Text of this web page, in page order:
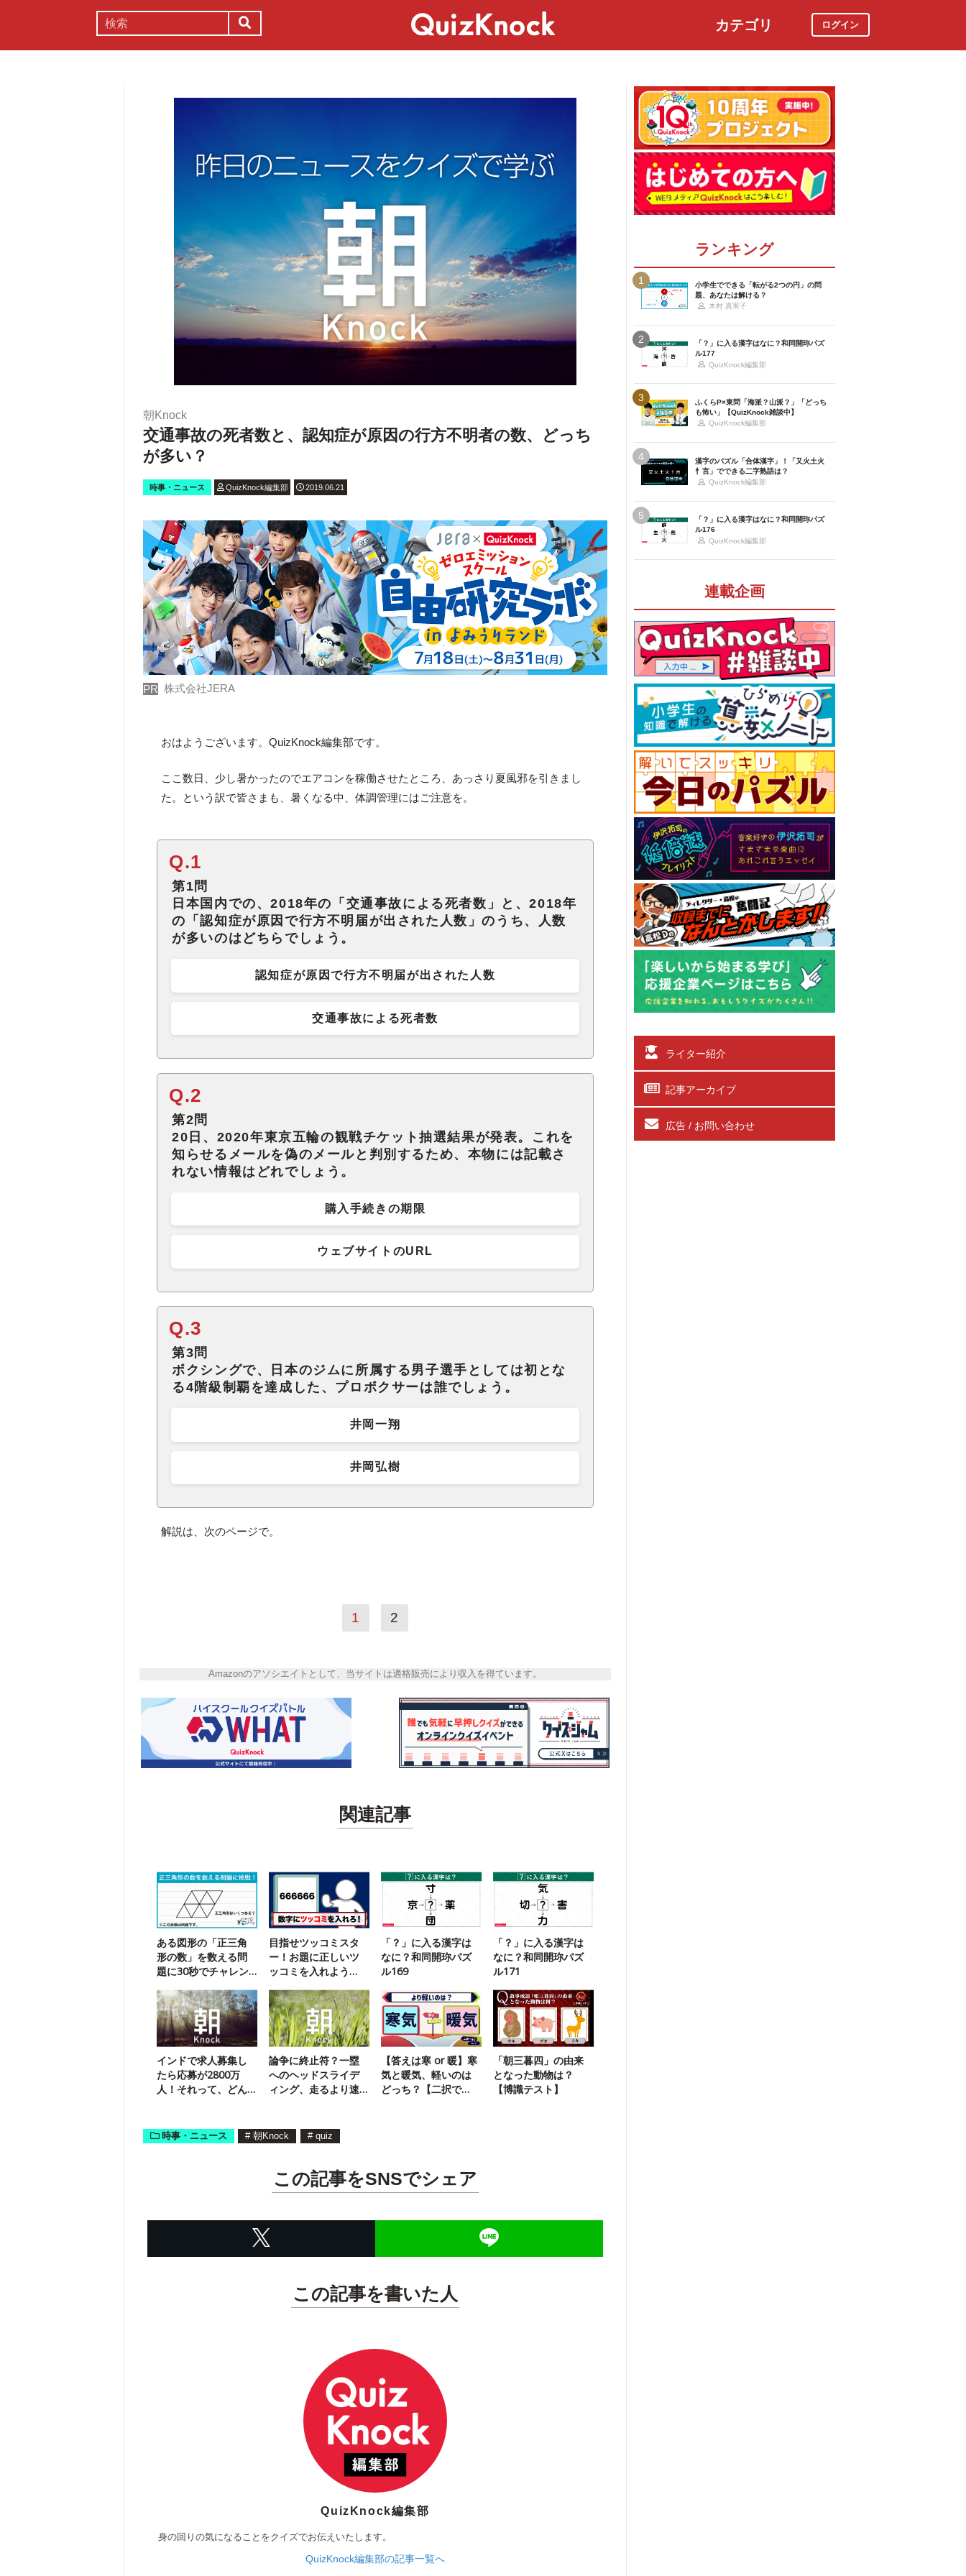
カテゴリ ログイン
朝Knock
交通事故の死者数と、認知症が原因の行方不明者の数、どっち
が多い？
時事・ニュース QuizKnock編集部 2019.06.21
PR 株式会社JERA
おはようございます。QuizKnock編集部です。
ここ数日、少し暑かったのでエアコンを稼働させたところ、あっさり夏風邪を引きまし
た。という訳で皆さまも、暑くなる中、体調管理にはご注意を。
Q.1
第1問
日本国内での、2018年の「交通事故による死者数」と、2018年
の「認知症が原因で行方不明届が出された人数」のうち、人数
が多いのはどちらでしょう。
認知症が原因で行方不明届が出された人数
交通事故による死者数
Q.2
第2問
20日、2020年東京五輪の観戦チケット抽選結果が発表。これを
知らせるメールを偽のメールと判別するため、本物には記載さ
れない情報はどれでしょう。
購入手続きの期限
ウェブサイトのURL
Q.3
第3問
ボクシングで、日本のジムに所属する男子選手としては初とな
る4階級制覇を達成した、プロボクサーは誰でしょう。
井岡一翔
井岡弘樹
解説は、次のページで。
1 2
Amazonのアソシエイトとして、当サイトは適格販売により収入を得ています。
関連記事
ある図形の「正三角
形の数」を数える問
題に30秒でチャレン
目指せツッコミスタ
ー！お題に正しいツ
ッコミを入れよう
「？」に入る漢字は
なに？和同開珎パズ
ル169
「？」に入る漢字は
なに？和同開珎パズ
ル171
インドで求人募集し
たら応募が2800万
人！それって、どん
論争に終止符？一塁
へのヘッドスライデ
ィング、走るより速
【答えは寒 or 暖】寒
気と暖気、軽いのは
どっち？【二択で
「朝三暮四」の由来
となった動物は？
【博識テスト】
時事・ニュース # 朝Knock # quiz
この記事をSNSでシェア
この記事を書いた人
QuizKnock編集部
身の回りの気になることをクイズでお伝えいたします。
QuizKnock編集部の記事一覧へ
ランキング
1
小学生でできる「転がる2つの円」の問
題、あなたは解ける？
木村 真実子
2
「？」に入る漢字はなに？和同開珎パズ
ル177
QuizKnock編集部
3
ふくらP×東問「海派？山派？」「どっち
も怖い」【QuizKnock雑談中】
QuizKnock編集部
4
漢字のパズル「合体漢字」！「又火土火
忄言」でできる二字熟語は？
QuizKnock編集部
5
「？」に入る漢字はなに？和同開珎パズ
ル176
QuizKnock編集部
連載企画
ライター紹介
記事アーカイブ
広告 / お問い合わせ